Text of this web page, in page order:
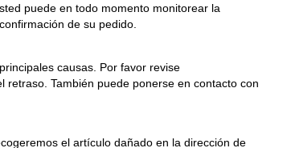
puede en todo momento monitorear la
de su pedido.
causas. Por favor revise
También puede ponerse en contacto con
el artículo dañado en la dirección de